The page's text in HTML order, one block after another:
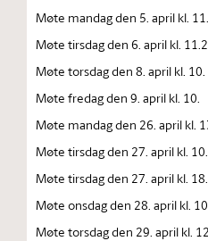
Møte mandag den 5. april kl. 11.
Møte tirsdag den 6. april kl.
Møte torsdag den 8. april kl. 10.
Møte fredag den 9. april kl. 10.
Møte mandag den 26. april kl.
Møte tirsdag den 27. april kl. 10.
Møte tirsdag den 27. april kl. 18.
Møte onsdag den 28. april kl.
Møte torsdag den 29. april kl.